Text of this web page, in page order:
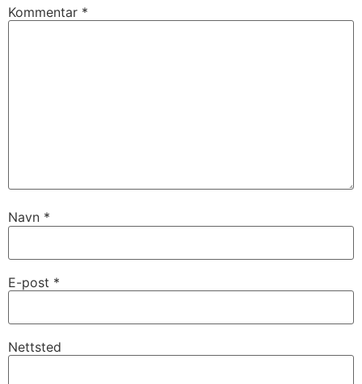
Kommentar *
Navn *
E-post *
Nettsted